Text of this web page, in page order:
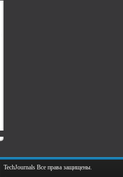
TechJournals Все права защищены.